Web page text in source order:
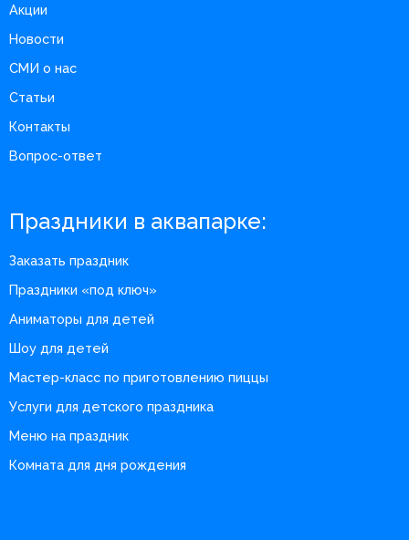
Акции
Новости
СМИ о нас
Статьи
Контакты
Вопрос-ответ
Праздники в аквапарке:
Заказать праздник
Праздники «под ключ»
Аниматоры для детей
Шоу для детей
Мастер-класс по приготовлению пиццы
Услуги для детского праздника
Меню на праздник
Комната для дня рождения